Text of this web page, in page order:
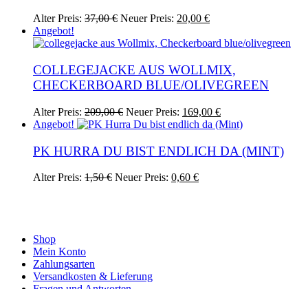
Alter Preis: 37,00€ Ursprünglicher
war:
Neuer Preis: 20,00 €Aktueller
ist:
Angebot!
COLLEGEJACKE AUS WOLLMIX,
CHECKERBOARD BLUE/OLIVEGREEN
Alter Preis: 209,00€ Ursprünglicher
Preis
209,00 €
Neuer Preis: 169,00 €Aktueller
Preis
169,00 €.
Dieses
Produkt
mehrere
Varianten
Angebot!
PK HURRA DU BIST ENDLICH DA (MINT)
Alter Preis: 1,50€ Ursprünglicher
Neuer Preis: 0,60 €Aktueller
Shop
Mein Konto
Zahlungsarten
Versandkosten & Lieferung